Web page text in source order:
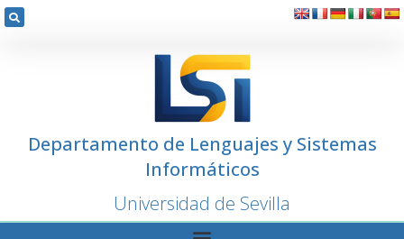
Departamento de Lenguajes y Sistemas
Informáticos
Universidad de Sevilla